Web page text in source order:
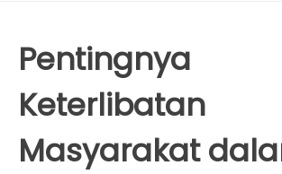
Pentingnya
Keterlibatan
Masyarakat